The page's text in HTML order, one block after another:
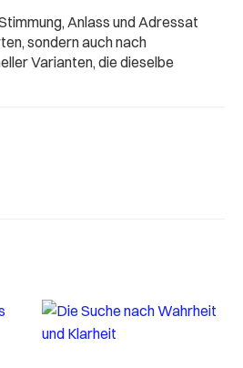
Anlass und Adressat
sondern auch nach
Varianten, die dieselbe